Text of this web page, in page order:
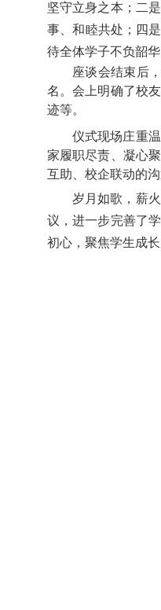
坚守立身之本；二
事、和睦共处；四
待全体学子不负韶
座谈会结束后
名。会上明确了校
迹等。
仪式现场庄重
家履职尽责、凝心
互助、校企联动的
岁月如歌，薪
议，进一步完善了
初心，聚焦学生成